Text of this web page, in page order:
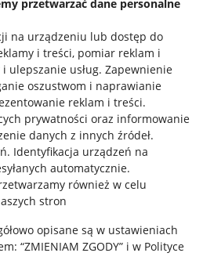
przetwarzać dane personalne
na urządzeniu lub dostęp do
i treści, pomiar reklam i
ulepszanie usług. Zapewnienie
oszustwom i naprawianie
reklam i treści.
prywatności oraz informowanie
danych z innych źródeł.
. Identyfikacja urządzeń na
automatycznie.
również w celu
stron
opisane są w ustawieniach
“ZMIENIAM ZGODY” i w Polityce
Cyfrowych